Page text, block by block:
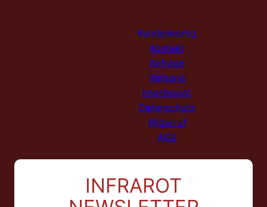
Kundenkonto
Kontakt
Anfrage
Versand
Impressum
Datenschutz
Widerruf
AGB
INFRAROT